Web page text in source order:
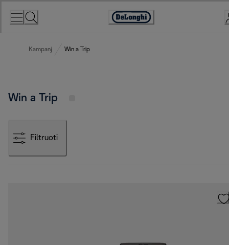
Accessibility
Kampanj Win a Trip
Win a Trip
Filtruoti